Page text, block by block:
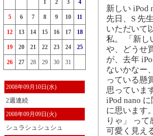
1 2 3 4
5 6 7 8 9 10 11
12 13 14 15 16 17 18
19 20 21 22 23 24 25
26 27 28 29 30 31
2008年09月10日(水)
2週連続
2008年09月09日(火)
シュラシュシュシュ
新しい iPod
先日、S 先
いただいて
私。 「新し
や、どうせ
が、去年
ないかなー
っている懸
思っていま
iPod nano
に思います
りゃ」 って
可愛く見え